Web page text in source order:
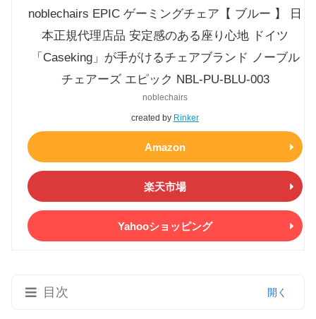
noblechairs EPIC ゲーミングチェア【 ブルー 】 日
本正規代理店品 安定感のある座り心地 ドイツ
「Caseking」が手がけるチェアブランド ノーブル
チェアーズ エピック NBL-PU-BLU-003
created by Rinker
noblechairs
Amazon
楽天市場
Yahooショッピング
目次